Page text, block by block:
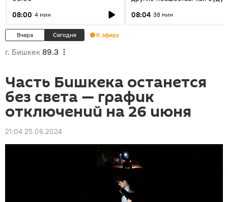
08:00 4 мин
08:04 38 мин
Вчера Сегодня К эфиру
г. Бишкек 89.3
Часть Бишкека останется
без света — график
отключений на 26 июня
21:04 25.06.2024